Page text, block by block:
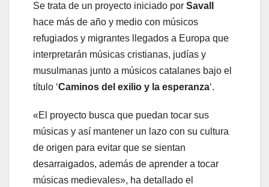
Se trata de un proyecto iniciado por Savall
hace más de año y medio con músicos
refugiados y migrantes llegados a Europa que
interpretarán músicas cristianas, judías y
musulmanas junto a músicos catalanes bajo el
título ‘Caminos del exilio y la esperanza‘.
«El proyecto busca que puedan tocar sus
músicas y así mantener un lazo con su cultura
de origen para evitar que se sientan
desarraigados, además de aprender a tocar
músicas medievales», ha detallado el